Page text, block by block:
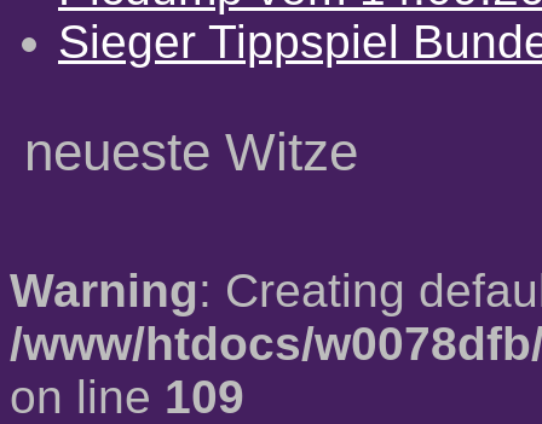
Sieger Tippspiel
neueste Witze
Warning: Creating
/www/htdocs/
on line 109